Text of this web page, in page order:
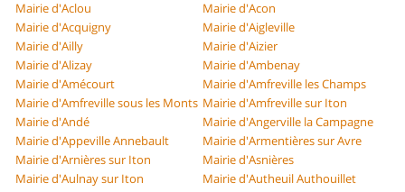
Mairie d'Aclou
Mairie d'Acon
Mairie d'Acquigny
Mairie d'Aigleville
Mairie d'Ailly
Mairie d'Aizier
Mairie d'Alizay
Mairie d'Ambenay
Mairie d'Amécourt
Mairie d'Amfreville les Champs
Mairie d'Amfreville sous les Monts Mairie d'Amfreville sur Iton
Mairie d'Andé
Mairie d'Angerville la Campagne
Mairie d'Appeville Annebault
Mairie d'Armentières sur Avre
Mairie d'Arnières sur Iton
Mairie d'Asnières
Mairie d'Aulnay sur Iton
Mairie d'Autheuil Authouillet